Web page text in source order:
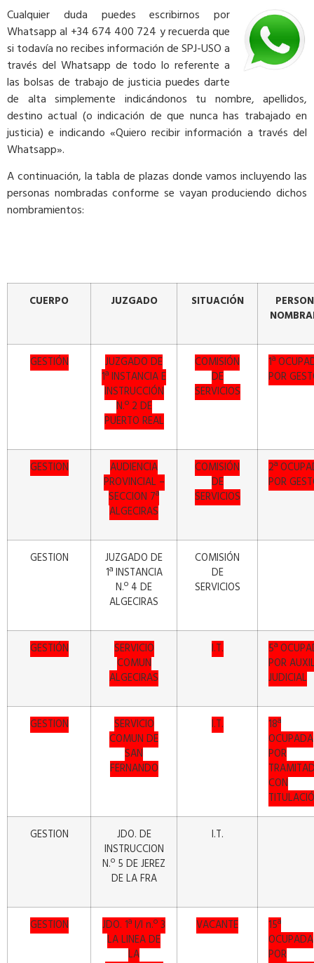
Cualquier duda puedes escribirnos por
Whatsapp al +34 674 400 724 y recuerda que
si todavía no recibes información de SPJ-USO a
través del Whatsapp de todo lo referente a
las bolsas de trabajo de justicia puedes darte
de alta simplemente indicándonos tu nombre, apellidos,
destino actual (o indicación de que nunca has trabajado en
justicia) e indicando «Quiero recibir información a través del
Whatsapp».
A continuación, la tabla de plazas donde vamos incluyendo las
personas nombradas conforme se vayan produciendo dichos
nombramientos:
CUERPO JUZGADO SITUACIÓN
GESTIÓN
JUZGADO DE
1ª INSTANCIA E
INSTRUCCIÓN
N.º 2 DE
PUERTO REAL
COMISIÓN
DE
SERVICIOS
1ª
POR
GESTION
AUDIENCIA
PROVINCIAL –
SECCION 7ª
ALGECIRAS
COMISIÓN
DE
SERVICIOS
2ª
POR
GESTION
JUZGADO DE
1ª INSTANCIA
N.º 4 DE
ALGECIRAS
COMISIÓN
DE
SERVICIOS
GESTIÓN
SERVICIO
COMUN
ALGECIRAS
I.T.
5ª
POR
JUDICIAL
GESTION
SERVICIO
COMUN DE
SAN
FERNANDO
I.T.
18ª
OCUPADA
POR
CON
GESTION
JDO. DE
INSTRUCCION
N.º 5 DE JEREZ
DE LA FRA
I.T.
GESTION
JDO. 1ª I/I n.º 3
LA LINEA DE
LA
VACANTE
15ª
OCUPADA
POR